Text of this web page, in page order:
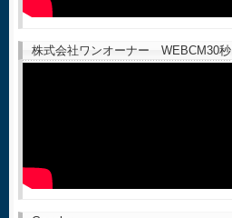
株式会社ワンオーナー WEBCM30秒